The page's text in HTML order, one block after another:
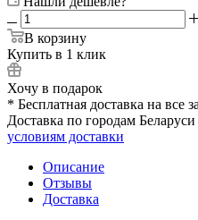
В корзину
Купить в 1 клик
Хочу в подарок
* Бесплатная доставка на все
Доставка по городам Беларуси
условиям доставки
Описание
Отзывы
Доставка